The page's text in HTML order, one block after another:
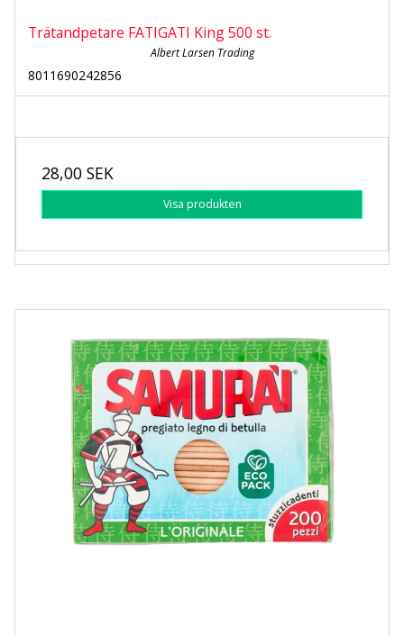
Trätandpetare FATIGATI King 500 st.
Albert Larsen Trading
8011690242856
28,00 SEK
Visa produkten